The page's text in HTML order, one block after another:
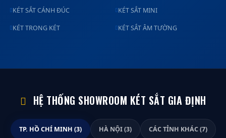
KÉT SẮT CÁNH ĐÚC KÉT SẮT MINI
KÉT TRONG KÉT KÉT SẮT ÂM TƯỜNG
HỆ THỐNG SHOWROOM KÉT SẮT GIA ĐỊNH
TP. HỒ CHÍ MINH (3) HÀ NỘI (3) CÁC TỈNH KHÁC (7)